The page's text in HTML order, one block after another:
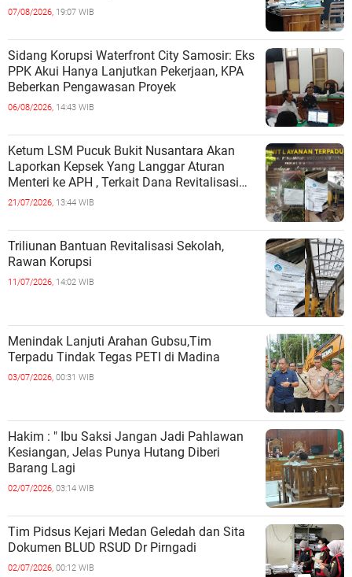
07/08/2026, 19:07 WIB
Sidang Korupsi Waterfront City Samosir: Eks
PPK Akui Hanya Lanjutkan Pekerjaan, KPA
Beberkan Pengawasan Proyek
06/08/2026, 14:43 WIB
Ketum LSM Pucuk Bukit Nusantara Akan
Laporkan Kepsek Yang Langgar Aturan
Menteri ke APH , Terkait Dana Revitalisasi
Sekolah
21/07/2026, 13:44 WIB
Triliunan Bantuan Revitalisasi Sekolah,
Rawan Korupsi
11/07/2026, 14:02 WIB
Menindak Lanjuti Arahan Gubsu,Tim
Terpadu Tindak Tegas PETI di Madina
03/07/2026, 00:31 WIB
Hakim : " Ibu Saksi Jangan Jadi Pahlawan
Kesiangan, Jelas Punya Hutang Diberi
Barang Lagi
02/07/2026, 03:14 WIB
Tim Pidsus Kejari Medan Geledah dan Sita
Dokumen BLUD RSUD Dr Pirngadi
02/07/2026, 00:12 WIB